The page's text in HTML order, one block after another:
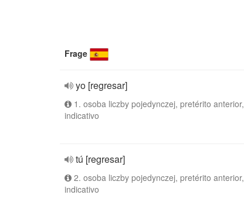
Frage
yo [regresar]
1. osoba liczby pojedynczej, pretérito anterior,
indicativo
tú [regresar]
2. osoba liczby pojedynczej, pretérito anterior,
indicativo